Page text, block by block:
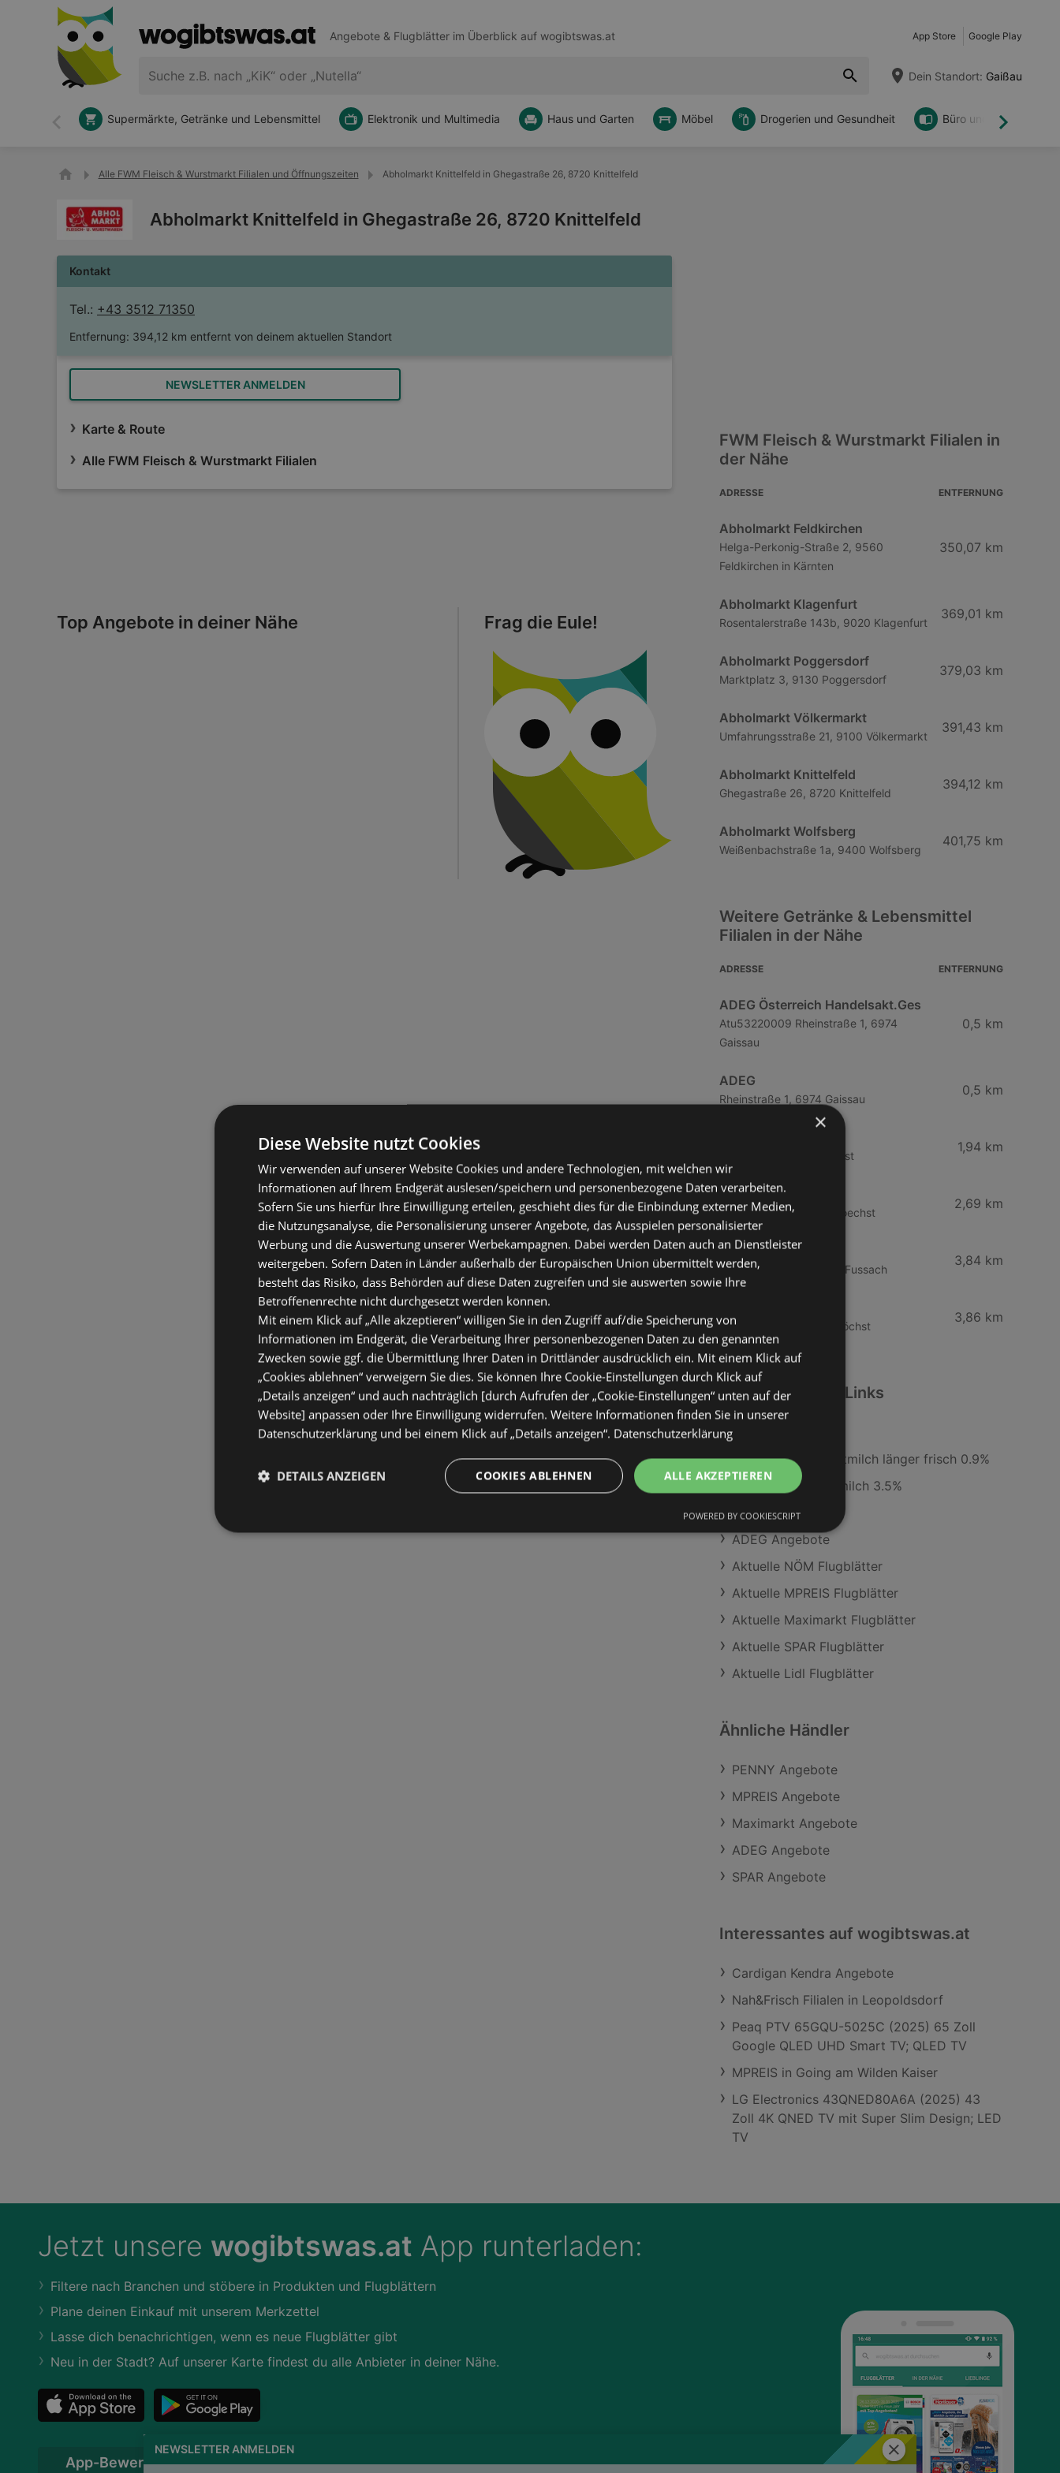
Angebote & Flugblätter im Überblick auf wogibtswas.at App Store Google Play
Dein Standort: Gaißau
Zurück Weiter
Supermärkte, Getränke und Lebensmittel Elektronik und Multimedia Haus und Garten Möbel Drogerien und Gesundheit Büro und DIY
Alle FWM Fleisch & Wurstmarkt Filialen und Öffnungszeiten Abholmarkt Knittelfeld in Ghegastraße 26, 8720 Knittelfeld
Abholmarkt Knittelfeld in Ghegastraße 26, 8720 Knittelfeld
Kontakt
Tel.: +43 3512 71350
Entfernung: 394,12 km entfernt von deinem aktuellen Standort
NEWSLETTER ANMELDEN
Karte & Route
Alle FWM Fleisch & Wurstmarkt Filialen
Schließen
NEWSLETTER ANMELDEN
Top Angebote in deiner Nähe Frag die Eule!
FWM Fleisch & Wurstmarkt Filialen in
der Nähe
ADRESSE ENTFERNUNG
Abholmarkt Feldkirchen
Helga-Perkonig-Straße 2, 9560
Feldkirchen in Kärnten
350,07 km
Abholmarkt Klagenfurt
Rosentalerstraße 143b, 9020 Klagenfurt
369,01 km
Abholmarkt Poggersdorf
Marktplatz 3, 9130 Poggersdorf
379,03 km
Abholmarkt Völkermarkt
Umfahrungsstraße 21, 9100 Völkermarkt
391,43 km
Abholmarkt Knittelfeld
Ghegastraße 26, 8720 Knittelfeld
394,12 km
Abholmarkt Wolfsberg
Weißenbachstraße 1a, 9400 Wolfsberg
401,75 km
Weitere Getränke & Lebensmittel
Filialen in der Nähe
ADRESSE ENTFERNUNG
ADEG Österreich Handelsakt.Ges
Atu53220009 Rheinstraße 1, 6974
Gaissau
0,5 km
ADEG
Rheinstraße 1, 6974 Gaissau
0,5 km
Jägerweg 2, 6973 Höchst
1,94 km
ADEG
Landstraße 50, 6973 Hoechst
2,69 km
SPAR Supermarkt
Bundesstraße 80, 6972 Fussach
3,84 km
Gartenstraße 6, 6973 Höchst
3,86 km
Weiterführende Links
Gösser Märzen
Ja! Natürlich Leichtmilch länger frisch 0.9%
BILLA Bio Haltbarmilch 3.5%
MPREIS Angebote
ADEG Angebote
Aktuelle NÖM Flugblätter
Aktuelle MPREIS Flugblätter
Aktuelle Maximarkt Flugblätter
Aktuelle SPAR Flugblätter
Aktuelle Lidl Flugblätter
Ähnliche Händler
PENNY Angebote
MPREIS Angebote
Maximarkt Angebote
ADEG Angebote
SPAR Angebote
Interessantes auf wogibtswas.at
Cardigan Kendra Angebote
Nah&Frisch Filialen in Leopoldsdorf
Peaq PTV 65GQU-5025C (2025) 65 Zoll
Google QLED UHD Smart TV; QLED TV
MPREIS in Going am Wilden Kaiser
LG Electronics 43QNED80A6A (2025) 43
Zoll 4K QNED TV mit Super Slim Design; LED
TV
Jetzt unsere wogibtswas.at App runterladen:
Filtere nach Branchen und stöbere in Produkten und Flugblättern
Plane deinen Einkauf mit unserem Merkzettel
Lasse dich benachrichtigen, wenn es neue Flugblätter gibt
Neu in der Stadt? Auf unserer Karte findest du alle Anbieter in deiner Nähe.
App-Bewertung
×
Diese Website nutzt Cookies
Wir verwenden auf unserer Website Cookies und andere Technologien, mit welchen wir
Informationen auf Ihrem Endgerät auslesen/speichern und personenbezogene Daten verarbeiten.
Sofern Sie uns hierfür Ihre Einwilligung erteilen, geschieht dies für die Einbindung externer Medien,
die Nutzungsanalyse, die Personalisierung unserer Angebote, das Ausspielen personalisierter
Werbung und die Auswertung unserer Werbekampagnen. Dabei werden Daten auch an Dienstleister
weitergeben. Sofern Daten in Länder außerhalb der Europäischen Union übermittelt werden,
besteht das Risiko, dass Behörden auf diese Daten zugreifen und sie auswerten sowie Ihre
Betroffenenrechte nicht durchgesetzt werden können.
Mit einem Klick auf „Alle akzeptieren“ willigen Sie in den Zugriff auf/die Speicherung von
Informationen im Endgerät, die Verarbeitung Ihrer personenbezogenen Daten zu den genannten
Zwecken sowie ggf. die Übermittlung Ihrer Daten in Drittländer ausdrücklich ein. Mit einem Klick auf
„Cookies ablehnen“ verweigern Sie dies. Sie können Ihre Cookie-Einstellungen durch Klick auf
„Details anzeigen“ und auch nachträglich [durch Aufrufen der „Cookie-Einstellungen“ unten auf der
Website] anpassen oder Ihre Einwilligung widerrufen. Weitere Informationen finden Sie in unserer
Datenschutzerklärung und bei einem Klick auf „Details anzeigen“. Datenschutzerklärung
ALLE AKZEPTIEREN
COOKIES ABLEHNEN
DETAILS ANZEIGEN
POWERED BY COOKIESCRIPT